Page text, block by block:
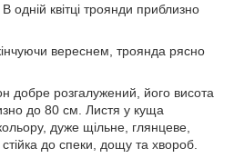
одній квітці троянди приблизно
вереснем, троянда рясно
добре розгалужений, його висота
до 80 см. Листя у куща
дуже щільне, глянцеве,
до спеки, дощу та хвороб.